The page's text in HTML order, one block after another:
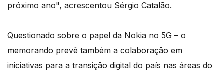
próximo ano", acrescentou Sérgio Catalão.
Questionado sobre o papel da Nokia no 5G – o
memorando prevê também a colaboração em
iniciativas para a transição digital do país nas áreas do